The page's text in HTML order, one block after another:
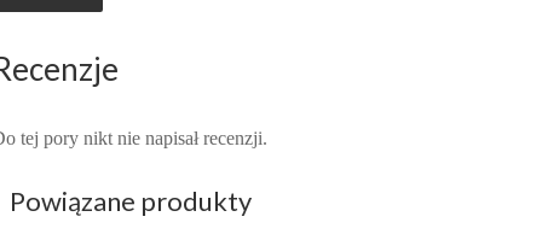
tej pory nikt nie napisał recenzji.
Powiązane produkty